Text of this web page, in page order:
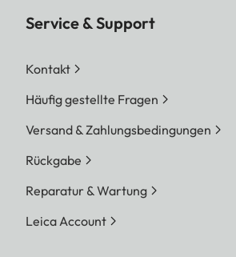
Service & Support
Kontakt
Häufig gestellte Fragen
Versand & Zahlungsbedingungen
Rückgabe
Reparatur & Wartung
Leica Account